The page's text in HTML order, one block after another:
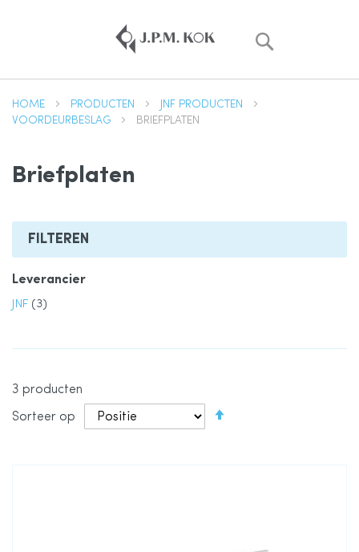
HOME PRODUCTEN
JNF PRODUCTEN
VOORDEURBESLAG
BRIEFPLATEN
Briefplaten
3 producten
Sorteer op
FILTEREN
Leverancier
JNF 3
product